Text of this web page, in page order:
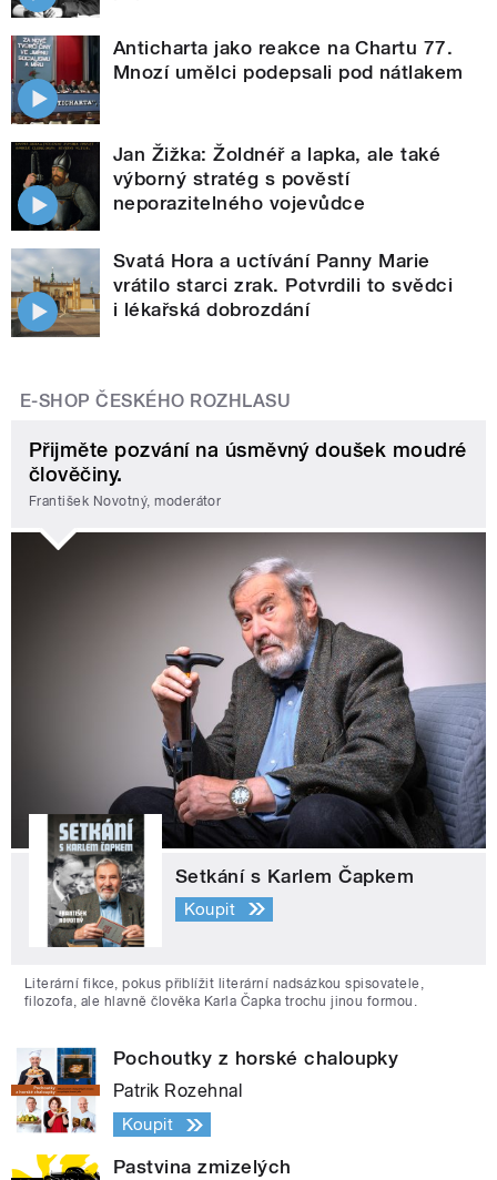
Anticharta jako reakce na Chartu 77.
Mnozí umělci podepsali pod nátlakem
Jan Žižka: Žoldnéř a lapka, ale také
výborný stratég s pověstí
neporazitelného vojevůdce
Svatá Hora a uctívání Panny Marie
vrátilo starci zrak. Potvrdili to svědci
i lékařská dobrozdání
E-SHOP ČESKÉHO ROZHLASU
Přijměte pozvání na úsměvný doušek moudré
člověčiny.
František Novotný, moderátor
Setkání s Karlem Čapkem
Koupit
Literární fikce, pokus přiblížit literární nadsázkou spisovatele,
filozofa, ale hlavně člověka Karla Čapka trochu jinou formou.
Pochoutky z horské chaloupky
Patrik Rozehnal
Koupit
Pastvina zmizelých